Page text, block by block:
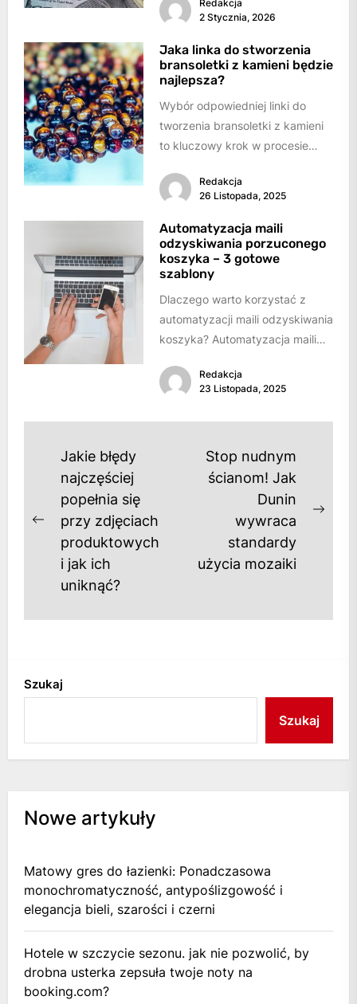
tego, czy chodzi o kredyt
hipoteczny, gotówkowy...
Redakcja
2 Stycznia, 2026
Jaka linka do stworzenia
bransoletki z kamieni będzie
najlepsza?
Wybór odpowiedniej linki do
tworzenia bransoletki z kamieni
to kluczowy krok w procesie
linka nie tylko wpływa...
Redakcja
26 Listopada, 2025
Automatyzacja maili
odzyskiwania porzuconego
koszyka – 3 gotowe
szablony
Dlaczego warto korzystać z
automatyzacji maili odzyskiwania
koszyka? Automatyzacja maili
koszyka jest niezwykle
skutecznym narzędziem w e-
commerce, pozwalającym...
Redakcja
23 Listopada, 2025
Nawigacja
wpisu
Previous
post:
Jakie błędy
najczęściej
popełnia się
przy zdjęciach
produktowych
i jak ich
uniknąć?
Stop nudnym
ścianom! Jak
Dunin
wywraca
standardy
użycia mozaiki
Szukaj
Szukaj
Nowe artykuły
Matowy gres do łazienki: Ponadczasowa
monochromatyczność, antypoślizgowość i
elegancja bieli, szarości i czerni
Hotele w szczycie sezonu. jak nie pozwolić, by
drobna usterka zepsuła twoje noty na
booking.com?